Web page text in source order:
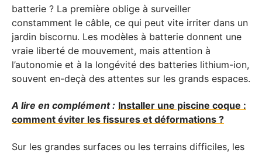
batterie ? La première oblige à surveiller
constamment le câble, ce qui peut vite irriter dans un
jardin biscornu. Les modèles à batterie donnent une
vraie liberté de mouvement, mais attention à
l’autonomie et à la longévité des batteries lithium-ion,
souvent en-deçà des attentes sur les grands espaces.
A lire en complément : Installer une piscine coque :
comment éviter les fissures et déformations ?
Sur les grandes surfaces ou les terrains difficiles, les